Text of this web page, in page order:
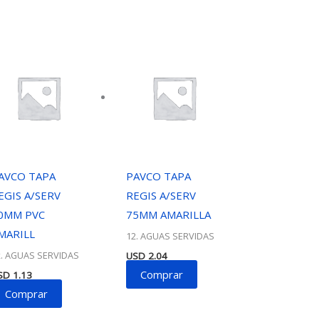
TAPA
A/SERV
PVC
AGUAS SERVIDAS
1.13
Comprar
PAVCO TAPA
REGIS A/SERV
75MM AMARILLA
12. AGUAS SERVIDAS
USD 2.04
Comprar